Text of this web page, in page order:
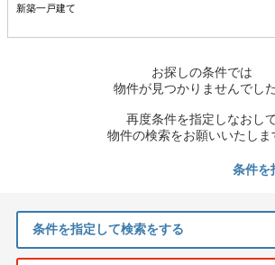
新築一戸建て
お探しの条件では
物件が見つかりませんでした
再度条件を指定しなおし
物件の検索をお願いいたしま
条件を
条件を指定して検索をする